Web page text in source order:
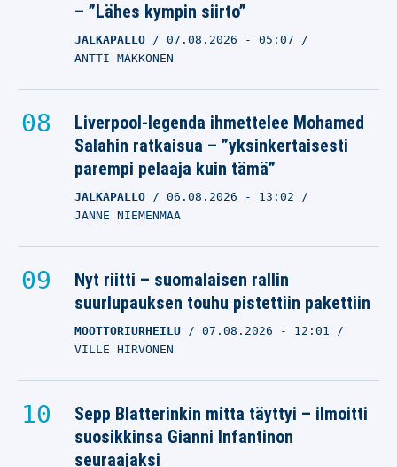
– ”Lähes kympin siirto”
JALKAPALLO 07.08.2026 - 05:07
ANTTI MAKKONEN
Liverpool-legenda ihmettelee Mohamed
Salahin ratkaisua – ”yksinkertaisesti
parempi pelaaja kuin tämä”
JALKAPALLO 06.08.2026 - 13:02
JANNE NIEMENMAA
Nyt riitti – suomalaisen rallin
suurlupauksen touhu pistettiin pakettiin
MOOTTORIURHEILU 07.08.2026 - 12:01
VILLE HIRVONEN
Sepp Blatterinkin mitta täyttyi – ilmoitti
suosikkinsa Gianni Infantinon
seuraajaksi